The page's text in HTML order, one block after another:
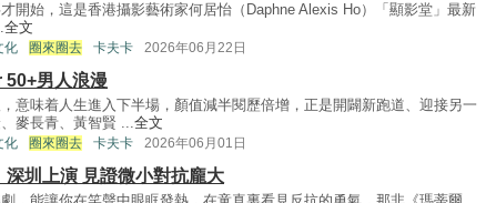
開始，這是香港攝影藝術家何居怡（Daphne Alexis Ho）「顯影堂」最新
全文
化 圈來圈去 卡夫卡 2026年06月22日
男人浪漫
意味着人生進入下半場，顏值減半閱歷倍增，正是開闢新跑道、迎接另一
麥長青、黃智賢 ...全文
化 圈來圈去 卡夫卡 2026年06月01日
深圳上演 見證微小對抗龐大